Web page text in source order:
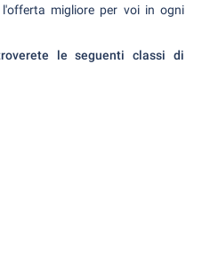
l'offerta migliore per voi in ogni
le seguenti classi di